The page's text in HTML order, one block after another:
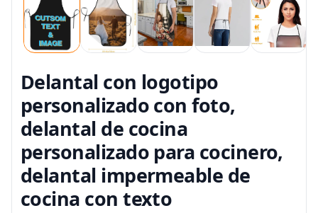
Delantal con logotipo
personalizado con foto,
delantal de cocina
personalizado para cocinero,
delantal impermeable de
cocina con texto